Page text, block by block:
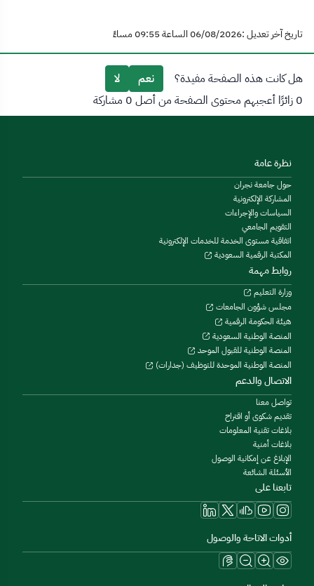
تاريخ آخر تعديل :06/08/2026 الساعة 09:55 مساءً
هل كانت هذه الصفحة مفيدة؟ نعم
لا
0 زائرًا أعجبهم محتوى الصفحة من أصل 0 مشاركة
نظرة عامة
حول جامعة نجران
المشاركة الإلكترونية
السياسات والإجراءات
التقويم الجامعي
اتفاقية مستوى الخدمة للخدمات الإلكترونية
المكتبة الرقمية السعودية
روابط مهمة
وزارة التعليم
مجلس شؤون الجامعات
هيئة الحكومة الرقمية
المنصة الوطنية السعودية
المنصة الوطنية للقبول الموحد
المنصة الوطنية الموحدة للتوظيف (جدارات)
الاتصال والدعم
تواصل معنا
تقديم شكوى أو اقتراح
بلاغات تقنية المعلومات
بلاغات أمنية
الإبلاغ عن إمكانية الوصول
الأسئلة الشائعة
تابعنا على
أدوات الاتاحة والوصول